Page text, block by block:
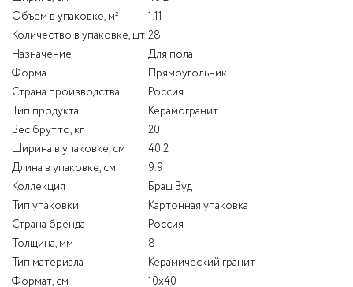
Объем в упаковке, м²
1.11
Количество в упаковке, шт 28
Назначение
Для пола
Форма
Прямоугольник
Страна производства
Россия
Тип продукта
Керамогранит
Вес брутто, кг
20
Ширина в упаковке, см
40.2
Длина в упаковке, см
9.9
Коллекция
Браш Вуд
Тип упаковки
Картонная упаковка
Страна бренда
Россия
Толщина, мм
8
Тип материала
Керамический гранит
Формат, см
10x40